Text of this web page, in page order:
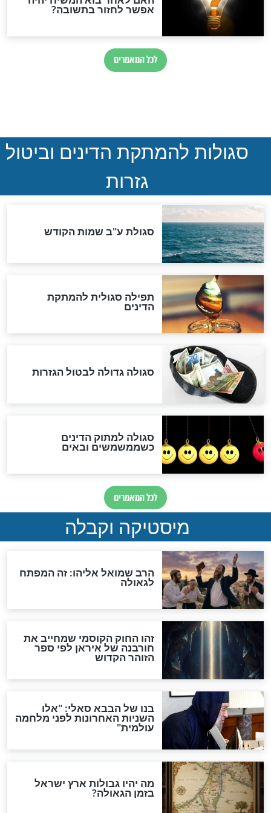
אבינו חי: השיר החדש
הותר לפרסום: לוחמי מילואים
נהרגו בדרום לבנון
ההסכם החשאי של טראמפ
ואיראן: בלי שקיפות ועם הרבה
סימני שאלה
המסמך האבוד שנחשף
במרתפי מוסקבה: כתב היד
הנדיר של הרשב"ם התגלה
"מודה לקב"ה על כל השנים"
לכל המאמרים
אחרית הימים
האם אפשר לחשב את הקץ?
מה יהיה בימות המשיח?
"לפני הגאולה תהיה אפיקורסות
והכחשה גדולה מאוד של